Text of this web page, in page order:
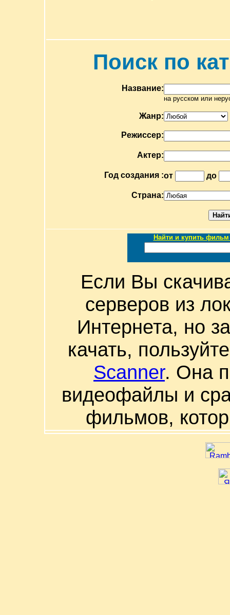
Поиск по
Название:
на русском или
Жанр:
Режиссер:
Актер:
Год создания :от до
Страна:
Найти и купить фильм
Если Вы
серверов из
Интернета, но
качать,
Scanner. Она
видеофайлы и
фильмов,